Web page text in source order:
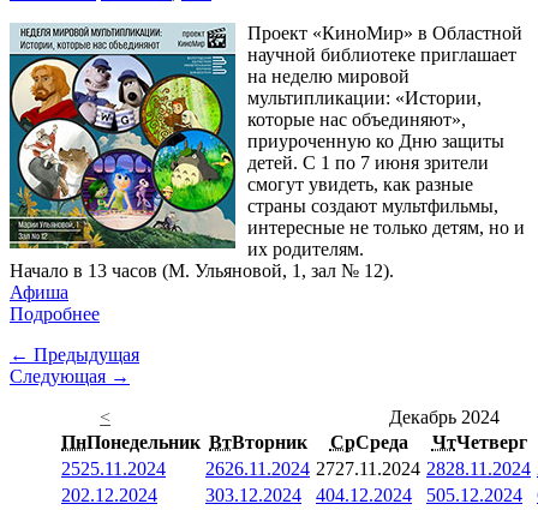
Проект «КиноМир» в Областной
научной библиотеке приглашает
на неделю мировой
мультипликации: «Истории,
которые нас объединяют»,
приуроченную ко Дню защиты
детей. С 1 по 7 июня зрители
смогут увидеть, как разные
страны создают мультфильмы,
интересные не только детям, но и
их родителям.
Начало в 13 часов (М. Ульяновой, 1, зал № 12).
Афиша
Подробнее
← Предыдущая
Следующая →
<
Декабрь 2024
ПнПонедельник ВтВторник СрСреда ЧтЧетверг
2525.11.2024 2626.11.2024 2727.11.2024 2828.11.2024
202.12.2024 303.12.2024 404.12.2024 505.12.2024